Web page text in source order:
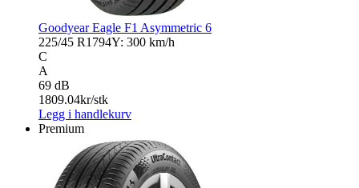
Goodyear Eagle F1 Asymmetric 6
225/45 R1794Y: 300 km/h
C
A
69 dB
1809.04kr/stk
Legg i handlekurv
Premium